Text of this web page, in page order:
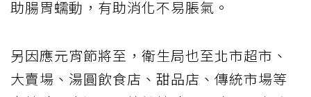
助腸胃蠕動，有助消化不易脹氣。
另因應元宵節將至，衛生局也至北市超市、
大賣場、湯圓飲食店、甜品店、傳統市場等